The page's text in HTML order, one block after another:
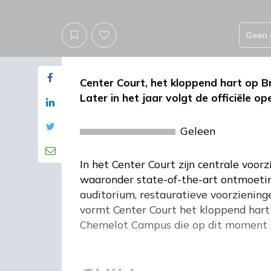
Center Court, het kloppend hart op
Later in het jaar volgt de officiële
Geleen
In het Center Court zijn centrale
waaronder state-of-the-art
auditorium, restauratieve
vormt Center Court het kloppend
Chemelot Campus die op dit